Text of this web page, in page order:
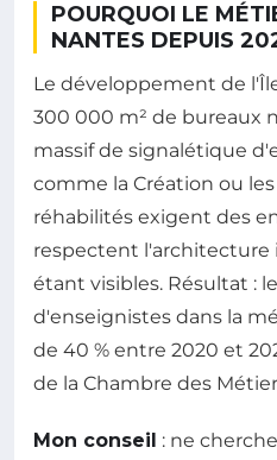
POURQUOI LE
NANTES DEPUIS
Le développement de
300 000 m² de bureaux
massif de signalétique
comme la Création ou
réhabilités exigent des
respectent
étant visibles. Résultat :
d'enseignistes dans la
de 40 % entre 2020 et
de la Chambre des
Mon conseil : ne